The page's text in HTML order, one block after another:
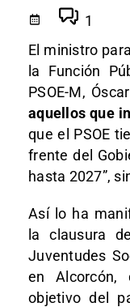
1
El ministro
la Función
PSOE-M,
aquellos que
que el PSOE
frente del
hasta 2027”,
Así lo ha
la clausura
Juventudes
en Alcorcón,
objetivo del